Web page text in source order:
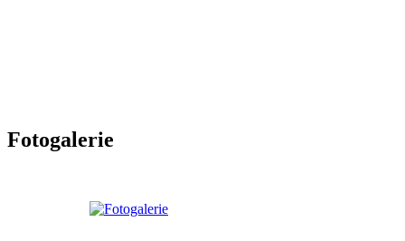
Fotogalerie